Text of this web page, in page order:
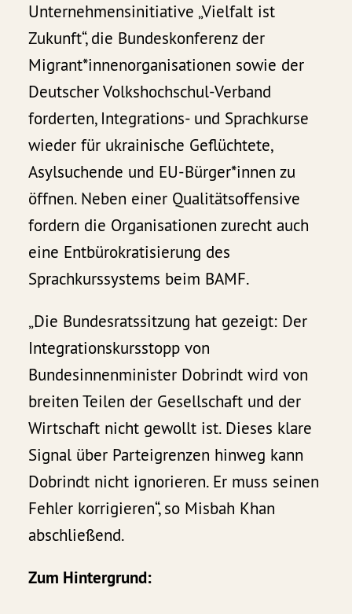
Unternehmensinitiative „Vielfalt ist
Zukunft“, die Bundeskonferenz der
Migrant*innenorganisationen sowie der
Deutscher Volkshochschul-Verband
forderten, Integrations- und Sprachkurse
wieder für ukrainische Geflüchtete,
Asylsuchende und EU-Bürger*innen zu
öffnen. Neben einer Qualitätsoffensive
fordern die Organisationen zurecht auch
eine Entbürokratisierung des
Sprachkurssystems beim BAMF.
„Die Bundesratssitzung hat gezeigt: Der
Integrationskursstopp von
Bundesinnenminister Dobrindt wird von
breiten Teilen der Gesellschaft und der
Wirtschaft nicht gewollt ist. Dieses klare
Signal über Parteigrenzen hinweg kann
Dobrindt nicht ignorieren. Er muss seinen
Fehler korrigieren“, so Misbah Khan
abschließend.
Zum Hintergrund: